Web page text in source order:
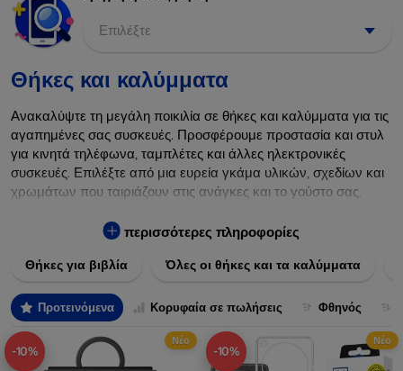
Επιλέξτε
Θήκες και καλύμματα
Ανακαλύψτε τη μεγάλη ποικιλία σε θήκες και καλύμματα για τις
αγαπημένες σας συσκευές. Προσφέρουμε προστασία και στυλ
για κινητά τηλέφωνα, ταμπλέτες και άλλες ηλεκτρονικές
συσκευές. Επιλέξτε από μια ευρεία γκάμα υλικών, σχεδίων και
χρωμάτων που ταιριάζουν στις ανάγκες και το γούστο σας.
πτώσεις και άλλες φθορές, ενώ παράλληλα δίνετε ένα
και τη διάρκεια ζωής των συσκευών σας με τις κορυφαίες
περισσότερες πληροφορίες
Θήκες για βιβλία Όλες οι θήκες και τα καλύμματα
Προτεινόμενα Κορυφαία σε πωλήσεις Φθηνός
-10%
Νέο
-10%
Νέο